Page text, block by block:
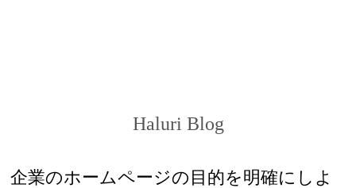
Haluri Blog
企業のホームページの目的を明確にしよ